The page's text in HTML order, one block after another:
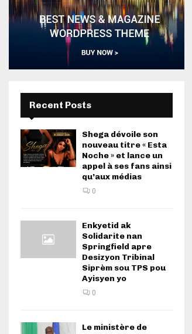
Recent Posts
Shega dévoile son
nouveau titre « Esta
Noche » et lance un
appel à ses fans ainsi
qu’aux médias
0
Enkyetid ak
Solidarite nan
Springfield apre
Desizyon Tribinal
Siprèm sou TPS pou
Ayisyen yo
0
Le ministère de